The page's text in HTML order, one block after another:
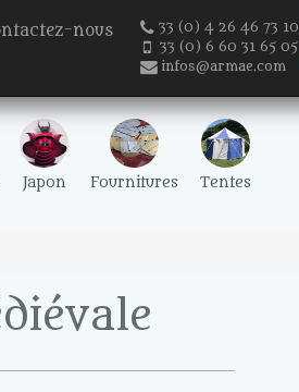
nous
33 (0) 4 26 46 73 10
33 (0) 6 60 31 65 05
infos@armae.com
Japon Fournitures Tentes